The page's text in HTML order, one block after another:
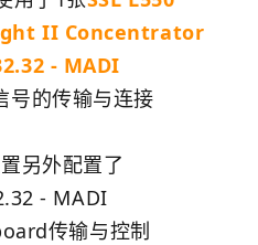
II Concentrator
- MADI
号的传输与连接
另外配置了
- MADI
传输与控制